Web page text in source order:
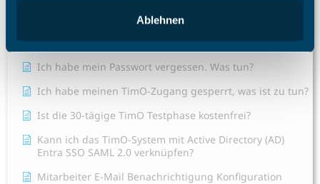
Ablehnen
Authentifizierung (2FA)?
Ich habe mein Passwort vergessen. Was tun?
Ich habe meinen TimO-Zugang gesperrt, was ist zu tun?
Ist die 30-tägige TimO Testphase kostenfrei?
Kann ich das TimO-System mit Active Directory (AD)
Entra SSO SAML 2.0 verknüpfen?
Mitarbeiter E-Mail Benachrichtigung Konfiguration